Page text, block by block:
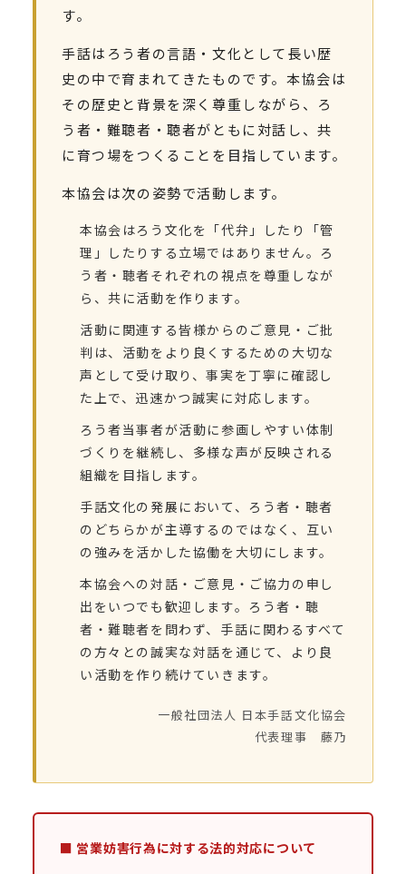
す。
手話はろう者の言語・文化として長い歴
史の中で育まれてきたものです。本協会は
その歴史と背景を深く尊重しながら、ろ
う者・難聴者・聴者がともに対話し、共
に育つ場をつくることを目指しています。
本協会は次の姿勢で活動します。
本協会はろう文化を「代弁」したり「管
理」したりする立場ではありません。ろ
う者・聴者それぞれの視点を尊重しなが
ら、共に活動を作ります。
活動に関連する皆様からのご意見・ご批
判は、活動をより良くするための大切な
声として受け取り、事実を丁寧に確認し
た上で、迅速かつ誠実に対応します。
ろう者当事者が活動に参画しやすい体制
づくりを継続し、多様な声が反映される
組織を目指します。
手話文化の発展において、ろう者・聴者
のどちらかが主導するのではなく、互い
の強みを活かした協働を大切にします。
本協会への対話・ご意見・ご協力の申し
出をいつでも歓迎します。ろう者・聴
者・難聴者を問わず、手話に関わるすべて
の方々との誠実な対話を通じて、より良
い活動を作り続けていきます。
一般社団法人 日本手話文化協会
代表理事 藤乃
■ 営業妨害行為に対する法的対応について